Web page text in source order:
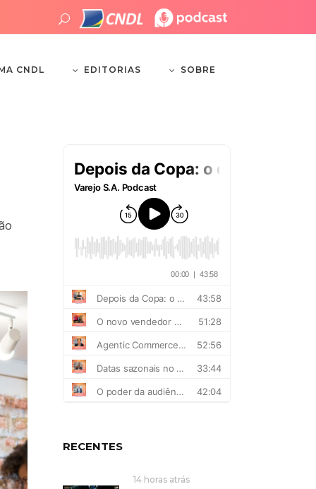
CNDL EDITORIAS SOBRE
RECENTES
14 horas atrás